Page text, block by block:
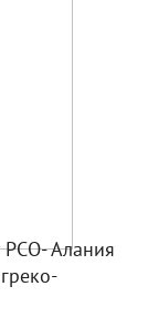
РСО- Алания